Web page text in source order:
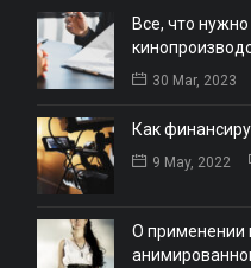
Все, что
30 Mar, 2023
Как
9 May, 2022
О применении